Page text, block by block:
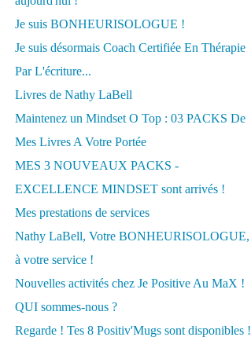
Je suis BONHEURISOLOGUE !
Je suis désormais Coach Certifiée En Thérapie
Par L'écriture...
Livres de Nathy LaBell
Maintenez un Mindset O Top : 03 PACKS De
Mes Livres A Votre Portée
MES 3 NOUVEAUX PACKS -
EXCELLENCE MINDSET sont arrivés !
Mes prestations de services
Nathy LaBell, Votre BONHEURISOLOGUE,
à votre service !
Nouvelles activités chez Je Positive Au MaX !
QUI sommes-nous ?
Regarde ! Tes 8 Positiv'Mugs sont disponibles !